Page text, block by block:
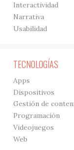
Interactividad
Narrativa
Usabilidad
TECNOLOGÍAS
Apps
Dispositivos
Gestión de
Programación
Videojuegos
Web